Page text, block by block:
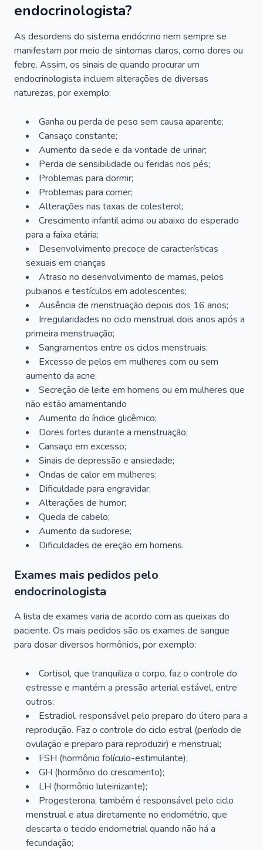
endocrinologista?
As desordens do sistema endócrino nem sempre se
manifestam por meio de sintomas claros, como dores ou
febre. Assim, os sinais de quando procurar um
endocrinologista incluem alterações de diversas
naturezas, por exemplo:
Ganha ou perda de peso sem causa aparente;
Cansaço constante;
Aumento da sede e da vontade de urinar;
Perda de sensibilidade ou feridas nos pés;
Problemas para dormir;
Problemas para comer;
Alterações nas taxas de colesterol;
Crescimento infantil acima ou abaixo do esperado
para a faixa etária;
Desenvolvimento precoce de características
sexuais em crianças
Atraso no desenvolvimento de mamas, pelos
pubianos e testículos em adolescentes;
Ausência de menstruação depois dos 16 anos;
Irregularidades no ciclo menstrual dois anos após a
primeira menstruação;
Sangramentos entre os ciclos menstruais;
Excesso de pelos em mulheres com ou sem
aumento da acne;
Secreção de leite em homens ou em mulheres que
não estão amamentando
Aumento do índice glicêmico;
Dores fortes durante a menstruação;
Cansaço em excesso;
Sinais de depressão e ansiedade;
Ondas de calor em mulheres;
Dificuldade para engravidar;
Alterações de humor;
Queda de cabelo;
Aumento da sudorese;
Dificuldades de ereção em homens.
Exames mais pedidos pelo
endocrinologista
A lista de exames varia de acordo com as queixas do
paciente. Os mais pedidos são os exames de sangue
para dosar diversos hormônios, por exemplo:
Cortisol, que tranquiliza o corpo, faz o controle do
estresse e mantém a pressão arterial estável, entre
outros;
Estradiol, responsável pelo preparo do útero para a
reprodução. Faz o controle do ciclo estral (período de
ovulação e preparo para reproduzir) e menstrual;
FSH (hormônio folículo-estimulante);
GH (hormônio do crescimento);
LH (hormônio luteinizante);
Progesterona, também é responsável pelo ciclo
menstrual e atua diretamente no endométrio, que
descarta o tecido endometrial quando não há a
fecundação;